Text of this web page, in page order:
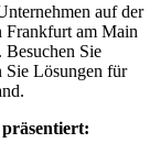
auf der
am Main
Sie
Sie Lösungen für